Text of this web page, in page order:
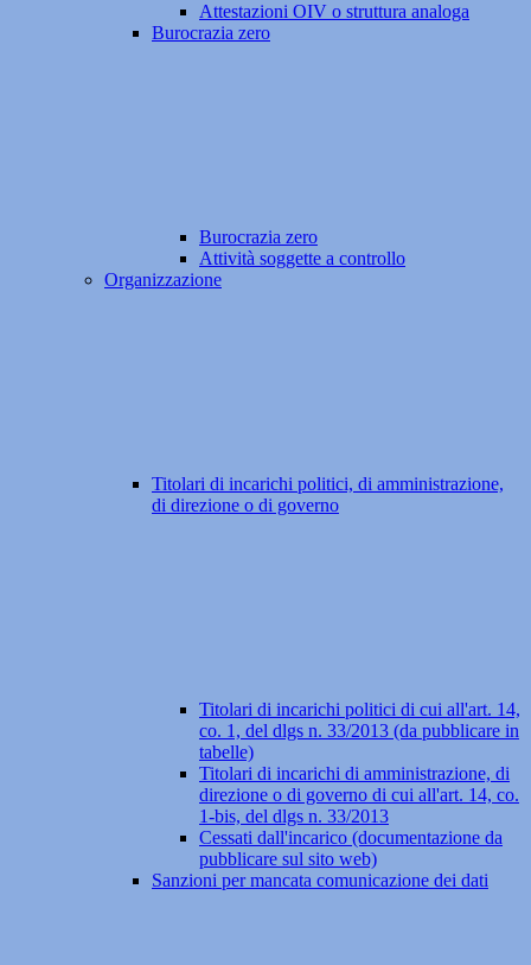
Attestazioni OIV o struttura analoga
Burocrazia zero
Burocrazia zero
Attività soggette a controllo
Organizzazione
Titolari di incarichi politici, di amministrazione,
di direzione o di governo
Titolari di incarichi politici di cui all'art. 14,
co. 1, del dlgs n. 33/2013 (da pubblicare in
tabelle)
Titolari di incarichi di amministrazione, di
direzione o di governo di cui all'art. 14, co.
1-bis, del dlgs n. 33/2013
Cessati dall'incarico (documentazione da
pubblicare sul sito web)
Sanzioni per mancata comunicazione dei dati